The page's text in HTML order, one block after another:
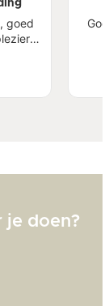
goed
je doen?